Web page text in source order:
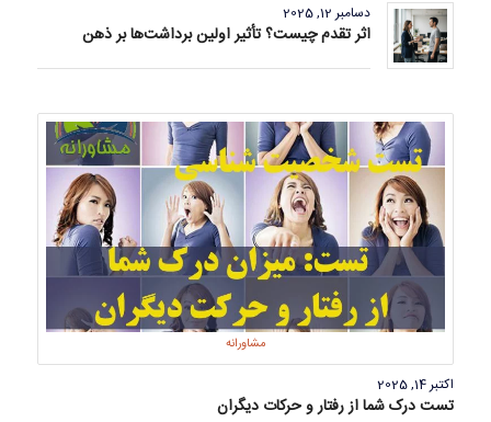
دسامبر 12, 2025
اثر تقدم چیست؟ تأثیر اولین برداشت‌ها بر ذهن
مشاورانه
اکتبر 14, 2025
تست درک شما از رفتار و حرکات دیگران